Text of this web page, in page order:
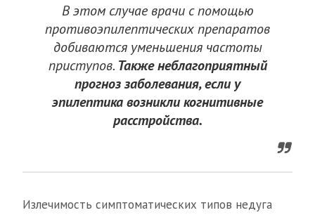
В этом случае врачи с помощью
противоэпилептических препаратов
добиваются уменьшения частоты
приступов. Также неблагоприятный
прогноз заболевания, если у
эпилептика возникли когнитивные
расстройства.
Излечимость симптоматических типов недуга